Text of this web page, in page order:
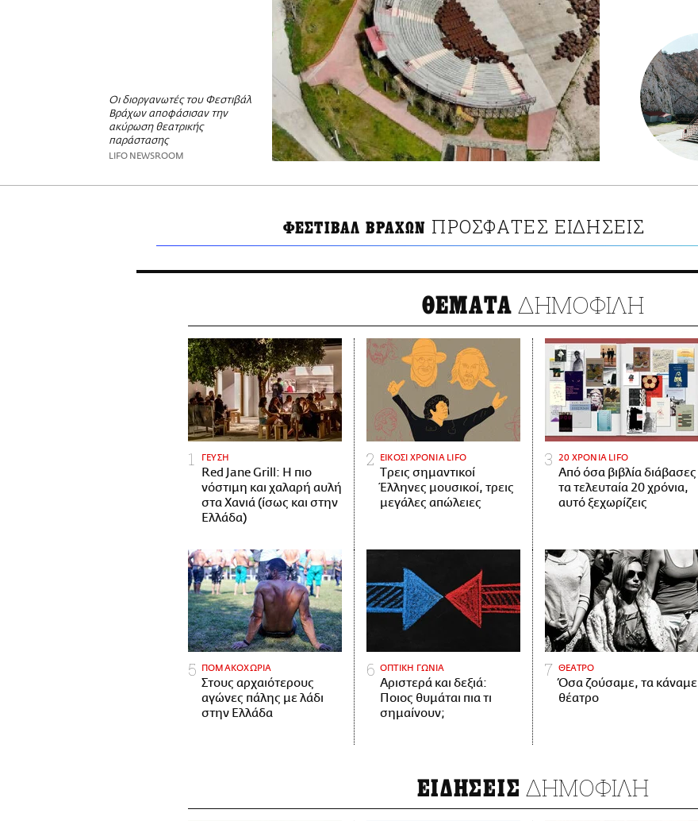
Οι διοργανωτές του Φεστιβάλ
Βράχων αποφάσισαν την
ακύρωση θεατρικής
παράστασης
LIFO NEWSROOM
ΦΕΣΤΙΒΑΛ ΒΡΑΧΩΝ ΠΡΟΣΦΑΤΕΣ ΕΙΔΗΣΕΙΣ
ΘΕΜΑΤΑ ΔΗΜΟΦΙΛΗ
ΓΕΥΣΗ
Red Jane Grill: Η πιο
νόστιμη και χαλαρή αυλή
στα Χανιά (ίσως και στην
Ελλάδα)
ΕΙΚΟΣΙ ΧΡΟΝΙΑ LIFO
Tρεις σημαντικοί
Έλληνες μουσικοί, τρεις
μεγάλες απώλειες
20 ΧΡΟΝΙΑ LIFO
Από όσα βιβλία διάβασες
τα τελευταία 20 χρόνια,
αυτό ξεχωρίζεις
ΠΟΜΑΚΟΧΩΡΙΑ
Στους αρχαιότερους
αγώνες πάλης με λάδι
στην Ελλάδα
ΟΠΤΙΚΗ ΓΩΝΙΑ
Αριστερά και δεξιά:
Ποιος θυμάται πια τι
σημαίνουν;
ΘΕΑΤΡΟ
Όσα ζούσαμε, τα κάναμε
θέατρο
ΕΙΔΗΣΕΙΣ ΔΗΜΟΦΙΛΗ